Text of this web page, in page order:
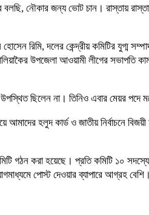
নৌকার জন্য ভোট চান। রাস্তায়
রিমি, দলের কেন্দ্রীয় কমিটির যুগ্ম
উপজেলা আওয়ামী লীগের সভাপতি
ছিলেন না। তিনিও এবার মেয়র পদে
আমাদের হলুদ কার্ড ও জাতীয় নির্বাচনে
গঠন করা হয়েছে। প্রতি কমিটি ১০
পোস্ট দেওয়ার ব্যাপারে আগ্রহ বেশি।